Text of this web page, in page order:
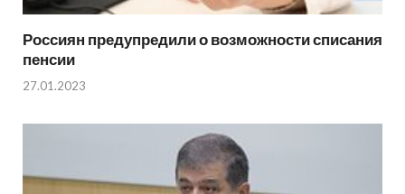
Россиян предупредили о возможности списания
пенсии
27.01.2023